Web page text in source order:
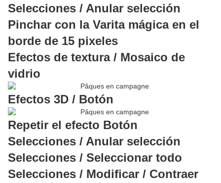
Selecciones / Anular selección
Pinchar con la Varita mágica en el
borde de 15 pixeles
Efectos de textura / Mosaico de
vidrio
Efectos 3D / Botón
Repetir el efecto Botón
Selecciones / Anular selección
Selecciones / Seleccionar todo
Selecciones / Modificar / Contraer